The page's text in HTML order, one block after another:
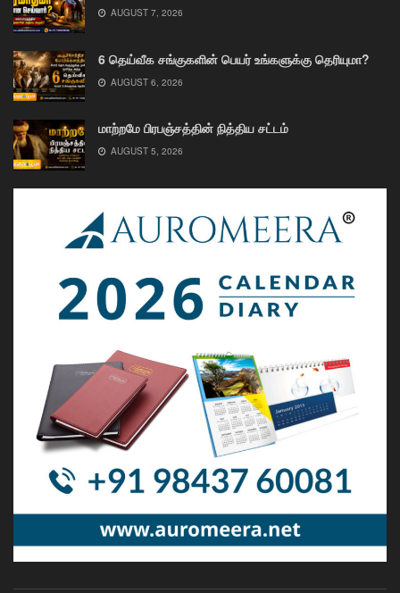
AUGUST 7, 2026
6 தெய்வீக சங்குகளின் பெயர் உங்களுக்கு தெரியுமா?
AUGUST 6, 2026
மாற்றமே பிரபஞ்சத்தின் நித்திய சட்டம்
AUGUST 5, 2026